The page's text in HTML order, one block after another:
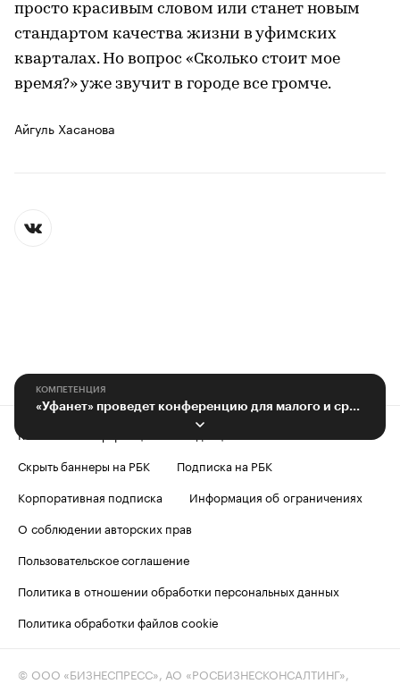
просто красивым словом или станет новым
стандартом качества жизни в уфимских
кварталах. Но вопрос «Сколько стоит мое
время?» уже звучит в городе все громче.
Айгуль Хасанова
КОМПЕТЕНЦИЯ
«Уфанет» проведет конференцию для малого и среднего бизнеса в Уфе
Контактная информация
Скрыть баннеры на РБК
Подписка на РБК
Корпоративная подписка
Информация об ограничениях
О соблюдении авторских прав
Пользовательское соглашение
Политика в отношении обработки персональных данных
Политика обработки файлов cookie
© ООО «БИЗНЕСПРЕСС», АО «РОСБИЗНЕСКОНСАЛТИНГ»,